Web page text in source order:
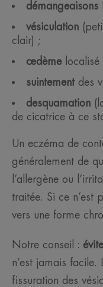
démangeaisons
vésiculation
clair) ;
œdèmelocalisé
suintementdes
desquamation
de cicatrice à ce
Un eczéma de
généralement de
l’allergène ou
traitée. Si ce n’est
vers une forme
Notre conseil :
n’est jamais
fissuration des